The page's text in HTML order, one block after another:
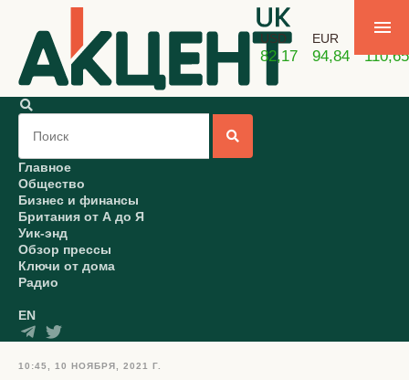
USD
82,17
EUR
94,84 110,65
Главное
Общество
Бизнес и финансы
Британия от А до Я
Уик-энд
Обзор прессы
Ключи от дома
Радио
EN
10:45, 10 НОЯБРЯ, 2021 Г.